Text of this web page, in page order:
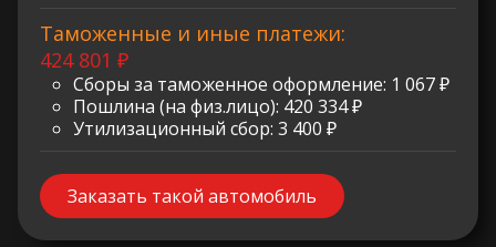
Таможенные и иные платежи:
424 801 ₽
Сборы за таможенное оформление: 1 067 ₽
Пошлина (на физ.лицо): 420 334 ₽
Утилизационный сбор: 3 400 ₽
Заказать такой автомобиль